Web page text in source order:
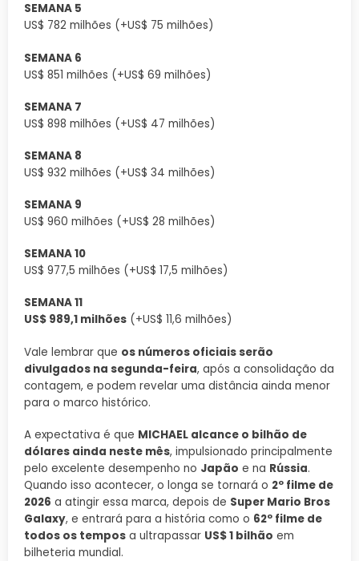
SEMANA 5
US$ 782 milhões (+US$ 75 milhões)
SEMANA 6
US$ 851 milhões (+US$ 69 milhões)
SEMANA 7
US$ 898 milhões (+US$ 47 milhões)
SEMANA 8
US$ 932 milhões (+US$ 34 milhões)
SEMANA 9
US$ 960 milhões (+US$ 28 milhões)
SEMANA 10
US$ 977,5 milhões (+US$ 17,5 milhões)
SEMANA 11
US$ 989,1 milhões (+US$ 11,6 milhões)
Vale lembrar que os números oficiais serão
divulgados na segunda-feira, após a consolidação da
contagem, e podem revelar uma distância ainda menor
para o marco histórico.
A expectativa é que MICHAEL alcance o bilhão de
dólares ainda neste mês, impulsionado principalmente
pelo excelente desempenho no Japão e na Rússia.
Quando isso acontecer, o longa se tornará o 2º filme de
2026 a atingir essa marca, depois de Super Mario Bros
Galaxy, e entrará para a história como o 62º filme de
todos os tempos a ultrapassar US$ 1 bilhão em
bilheteria mundial.